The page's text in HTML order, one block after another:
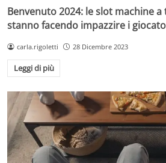
Benvenuto 2024: le slot machine
stanno facendo impazzire i
carla.rigoletti 28 Dicembre 2023
Leggi di più